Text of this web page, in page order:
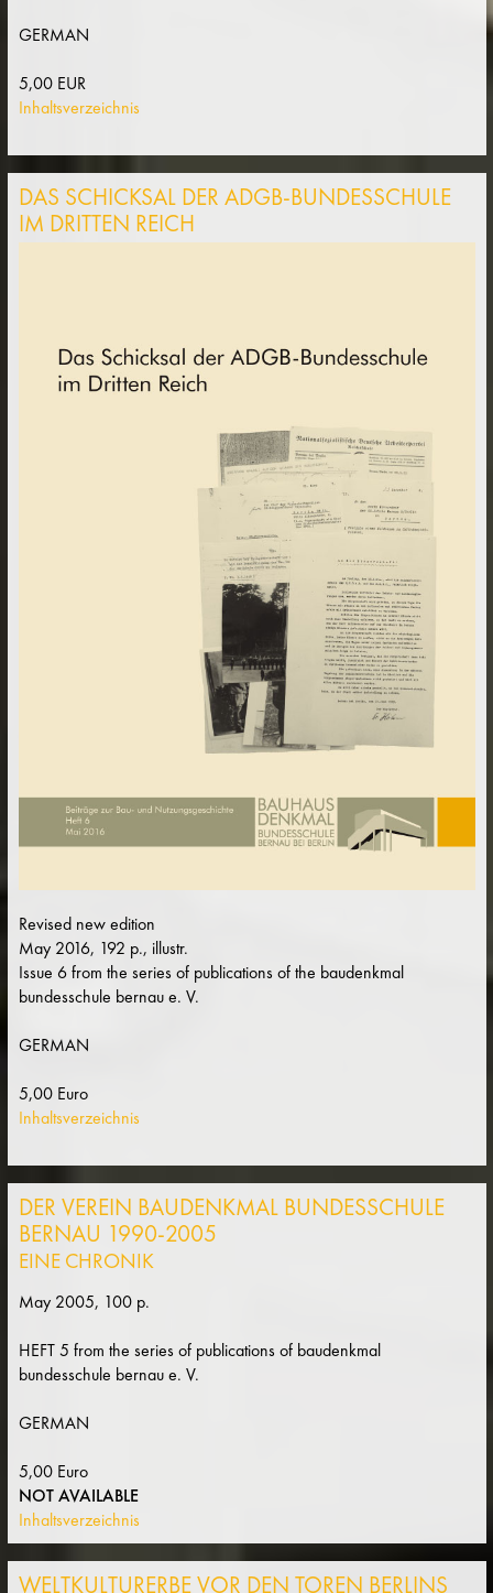
GERMAN
5,00 EUR
Inhaltsverzeichnis
DAS SCHICKSAL DER ADGB-BUNDESSCHULE
IM DRITTEN REICH
Revised new edition
May 2016, 192 p., illustr.
Issue 6 from the series of publications of the baudenkmal
bundesschule bernau e. V.
GERMAN
5,00 Euro
Inhaltsverzeichnis
DER VEREIN BAUDENKMAL BUNDESSCHULE
BERNAU 1990-2005
EINE CHRONIK
May 2005, 100 p.
HEFT 5 from the series of publications of baudenkmal
bundesschule bernau e. V.
GERMAN
5,00 Euro
NOT AVAILABLE
Inhaltsverzeichnis
WELTKULTURERBE VOR DEN TOREN BERLINS